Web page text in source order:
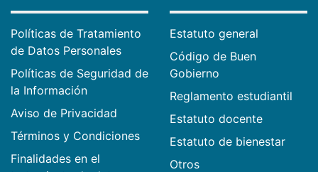
Políticas de Tratamiento
de Datos Personales
Políticas de Seguridad de
la Información
Aviso de Privacidad
Términos y Condiciones
Finalidades en el
Estatuto general
Código de Buen
Gobierno
Reglamento estudiantil
Estatuto docente
Estatuto de bienestar
Otros